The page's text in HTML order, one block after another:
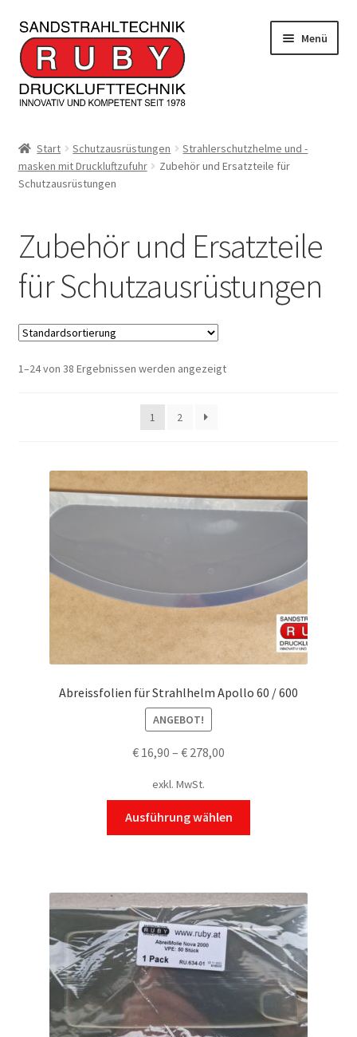
Zur
Navigation
springen
Zum
Inhalt
springen
Menü
Serviceleistungen
Informationen
JOBS
Start Schutzausrüstungen
Strahlerschutzhelme und -
masken mit Druckluftzufuhr
Zubehör und Ersatzteile für
Schutzausrüstungen
Zubehör und Ersatzteile
für Schutzausrüstungen
1–24 von 38 Ergebnissen werden angezeigt
1 2
Abreissfolien für Strahlhelm Apollo 60 / 600
ANGEBOT!
€ 16,90 – € 278,00
exkl. MwSt.
Ausführung wählen
auf.
Die
Optionen
können
auf
Produktseite